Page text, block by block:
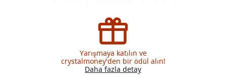
Yarışmaya katılın ve
crystalmoney'den bir ödül alın!
Daha fazla detay